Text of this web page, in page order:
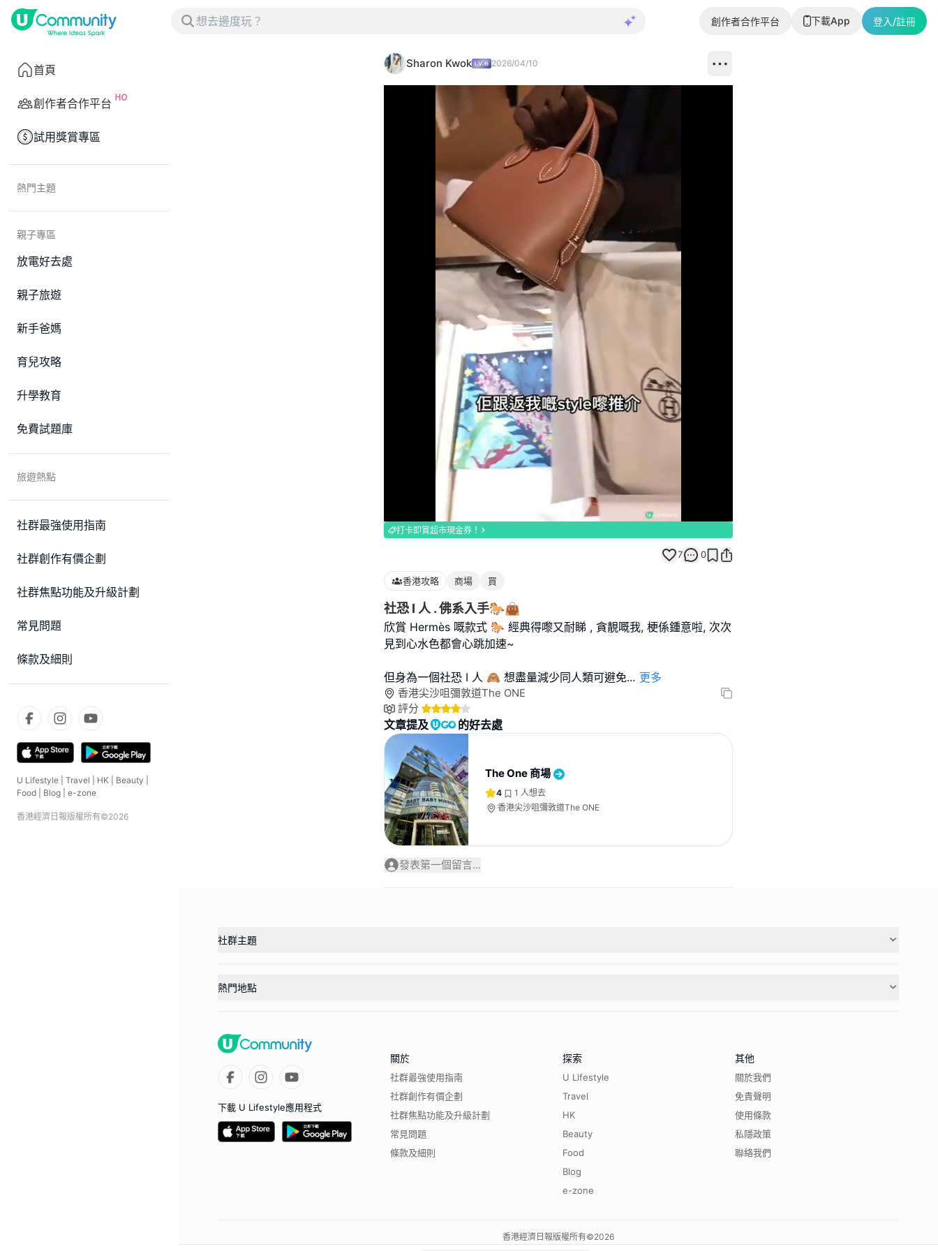
創作者合作平台 下載App 登入/註冊
首頁
創作者合作平台
試用獎賞專區
熱門主題
親子專區
放電好去處
親子旅遊
新手爸媽
育兒攻略
升學教育
免費試題庫
旅遊熱點
社群最強使用指南
社群創作有價企劃
社群焦點功能及升級計劃
常見問題
條款及細則
U Lifestyle Travel HK Beauty
Food
Blog e-zone
香港經濟日報版權所有©2026
Sharon Kwok 2026/04/10
82.19%
打卡即賞超市現金券！
7 0
香港攻略 商場 買
社恐 I 人 . 佛系入手🐎👜
欣賞 Hermès 嘅款式 🐎 經典得嚟又耐睇 , 貪靚嘅我, 梗係鍾意啦, 次次
見到心水色都會心跳加速~
但身為一個社恐 I 人 🙈 想盡量減少同人類可避免... 更多
香港尖沙咀彌敦道The ONE
評分
文章提及 的好去處
The One 商場
4 1 人想去
香港尖沙咀彌敦道The ONE
發表第一個留言...
社群主題
熱門地點
下載 U Lifestyle應用程式
關於
社群最強使用指南
社群創作有價企劃
社群焦點功能及升級計劃
常見問題
條款及細則
探索
U Lifestyle
Travel
HK
Beauty
Food
Blog
e-zone
其他
關於我們
免責聲明
使用條款
私隱政策
聯絡我們
香港經濟日報版權所有©2026